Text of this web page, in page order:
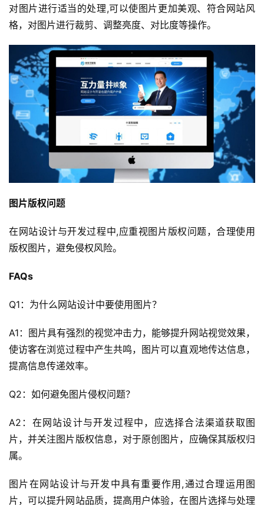
页
产
品
与
服
务
动
态
关
于
们
对图片进行适当的处理,可以使图片更加美观、符合网站风
格，对图片进行裁剪、调整亮度、对比度等操作。
图片版权问题
在网站设计与开发过程中,应重视图片版权问题，合理使用
版权图片，避免侵权风险。
FAQs
Q1：为什么网站设计中要使用图片？
A1：图片具有强烈的视觉冲击力，能够提升网站视觉效果，
使访客在浏览过程中产生共鸣，图片可以直观地传达信息，
提高信息传递效率。
Q2：如何避免图片侵权问题？
A2：在网站设计与开发过程中，应选择合法渠道获取图
片，并关注图片版权信息，对于原创图片，应确保其版权归
属。
图片在网站设计与开发中具有重要作用,通过合理运用图
片，可以提升网站品质，提高用户体验，在图片选择与处理